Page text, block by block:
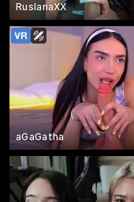
RuslanaXX
aGaGatha